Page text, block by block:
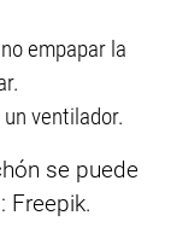
empapar la
ventilador.